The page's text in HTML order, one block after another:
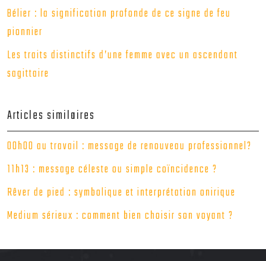
Bélier : la signification profonde de ce signe de feu
pionnier
Les traits distinctifs d’une femme avec un ascendant
sagittaire
Articles similaires
00h00 au travail : message de renouveau professionnel?
11h13 : message céleste ou simple coïncidence ?
Rêver de pied : symbolique et interprétation onirique
Medium sérieux : comment bien choisir son voyant ?